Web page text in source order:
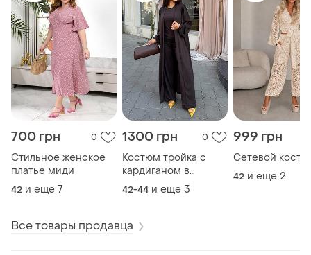
700 грн 0
Стильное женское
платье миди
42 и еще 7
1300 грн 0
Костюм тройка с
кардиганом в
размерах норма и
батал
42-44 и еще 3
999 грн
Сетевой
42 и еще 2
Все товары продавца